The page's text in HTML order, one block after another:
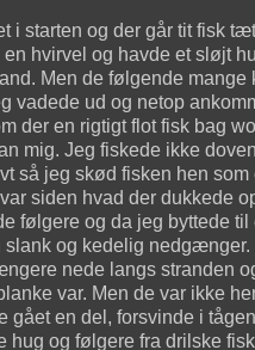
i starten og der går tit fisk tæt
hvirvel og havde et sløjt
Men de følgende mange
vadede ud og netop
der en rigtigt flot fisk bag
mig. Jeg fiskede ikke
så jeg skød fisken hen som
siden hvad der dukkede
følgere og da jeg byttede til
slank og kedelig nedgænger.
nede langs stranden
var. Men de var ikke
gået en del, forsvinde i
hug og følgere fra drilske